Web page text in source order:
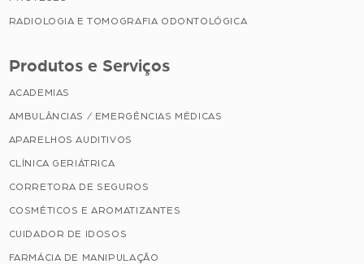
RADIOLOGIA E TOMOGRAFIA ODONTOLÓGICA
Produtos e Serviços
ACADEMIAS
AMBULÂNCIAS / EMERGÊNCIAS MÉDICAS
APARELHOS AUDITIVOS
CLÍNICA GERIÁTRICA
CORRETORA DE SEGUROS
COSMÉTICOS E AROMATIZANTES
CUIDADOR DE IDOSOS
FARMÁCIA DE MANIPULAÇÃO